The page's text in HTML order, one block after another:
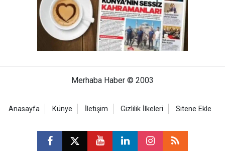
Merhaba Haber © 2003
Anasayfa Künye İletişim Gizlilik İlkeleri Sitene Ekle